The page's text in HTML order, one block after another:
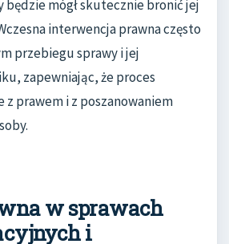
mógł skutecznie bronić jej
interwencja prawna często
przebiegu sprawy i jej
zapewniając, że proces
z prawem i z poszanowaniem
w sprawach
i